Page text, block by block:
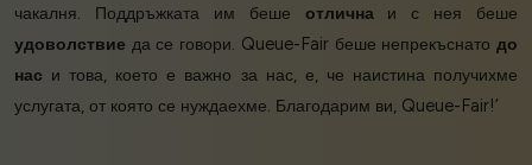
чакалня. Поддръжката им беше отличнаи с нея беше
удоволствие да се говори. Queue-Fair беше непрекъснато до
нас и това, което е важно за нас, е, че наистина получихме
услугата, от която се нуждаехме. Благодарим ви, Queue-Fair!’